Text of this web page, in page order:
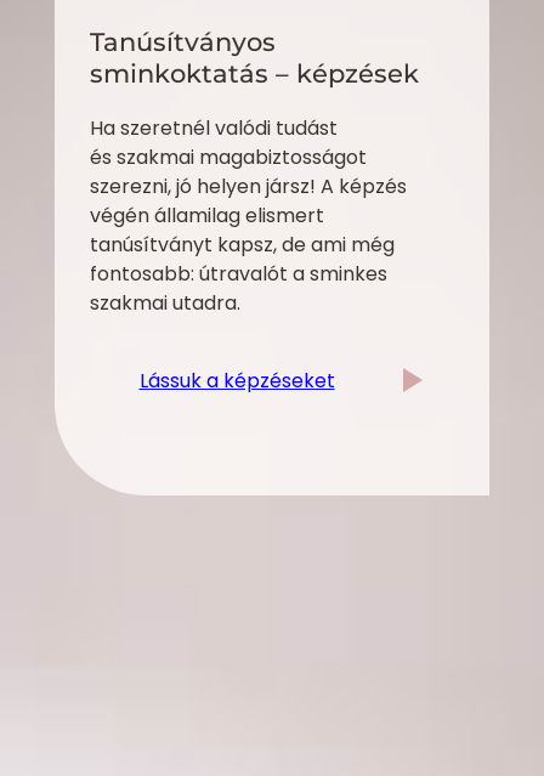
Tanúsítványos
sminkoktatás – képzések
Ha szeretnél valódi tudást
és szakmai magabiztosságot
szerezni, jó helyen jársz! A képzés
végén államilag elismert
tanúsítványt kapsz, de ami még
fontosabb: útravalót a sminkes
szakmai utadra.
Lássuk a képzéseket